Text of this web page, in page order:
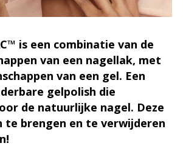
is een combinatie van de
van een nagellak, met
van een gel. Een
gelpolish die
de natuurlijke nagel. Deze
te brengen en te verwijderen